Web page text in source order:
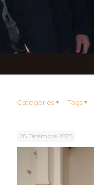
Categories Tags
28 Dicembre 2025